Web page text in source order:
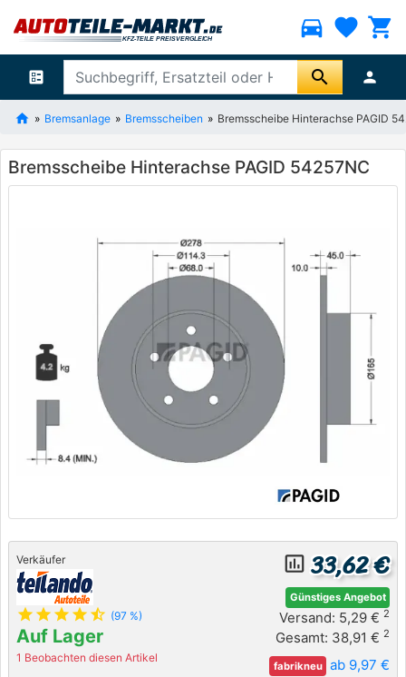
directions_car favorite shopping_cart
ballot search person
Bremsanlage Bremsscheiben Bremsscheibe Hinterachse PAGID
Bremsscheibe Hinterachse PAGID 54257NC
Verkäufer
star star star star star_half (97 %)
Auf Lager
1 Beobachten diesen Artikel
insert_chart_outlined 33,62 €
Günstiges Angebot
Versand: 5,29 € 2
Gesamt: 38,91 € 2
fabrikneu ab 9,97 €